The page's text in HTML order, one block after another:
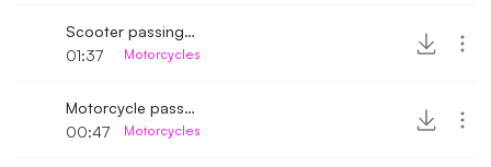
Scooter passing by
01:37
Motorcycles
Motorcycle passing by 3
00:47
Motorcycles